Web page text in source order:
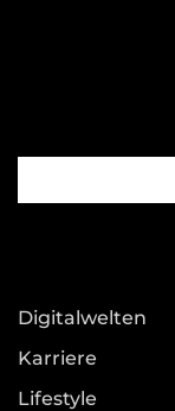
Digitalwelten
Karriere
Lifestyle